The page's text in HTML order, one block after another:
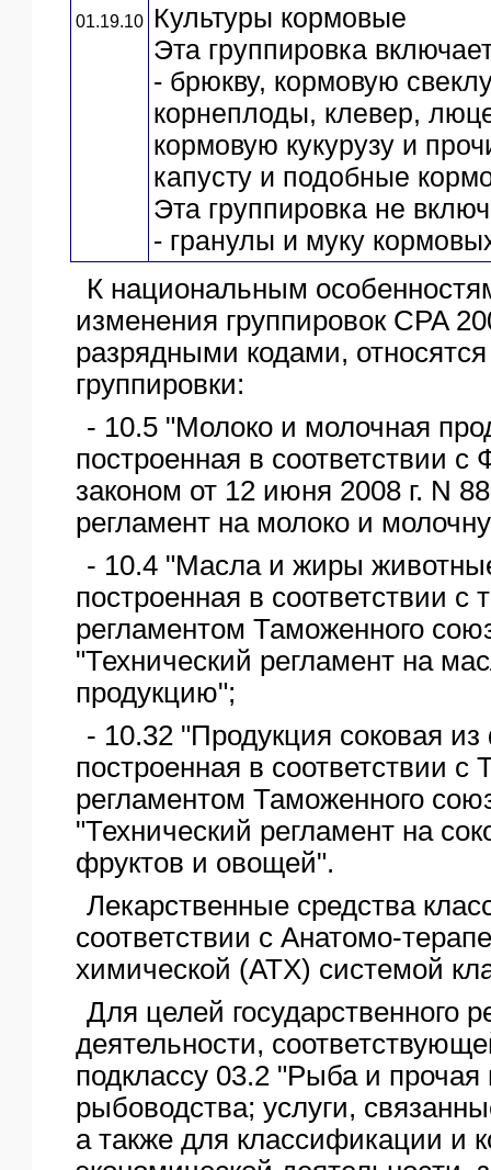
01.19.10
Культуры кормовые
Эта группировка
- брюкву, кормовую
корнеплоды, клевер,
кормовую кукурузу и
капусту и подобные
Эта группировка не
- гранулы и муку
К национальным
изменения группировок CPA
разрядными кодами,
группировки:
- 10.5 "Молоко и молочная
построенная в соответствии
законом от 12 июня 2008 г. N
регламент на молоко и
- 10.4 "Масла и жиры
построенная в соответствии с
регламентом Таможенного
"Технический регламент на
продукцию";
- 10.32 "Продукция соковая
построенная в соответствии с
регламентом Таможенного
"Технический регламент на
фруктов и овощей".
Лекарственные средства
соответствии с Анатомо-
химической (АТХ) системой
Для целей государственного
деятельности,
подклассу 03.2 "Рыба и прочая
рыбоводства; услуги,
а также для классификации и